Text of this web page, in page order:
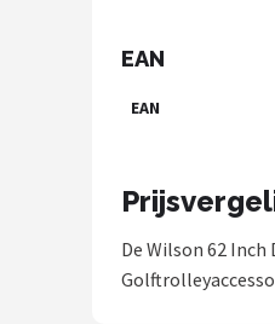
EAN
EAN
De Wilson 62